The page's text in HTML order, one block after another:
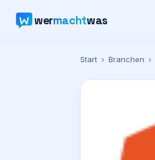
wermachtwas
Start › Branchen ›